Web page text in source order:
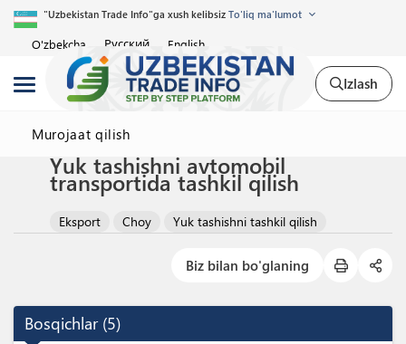
"Uzbekistan Trade Info"ga xush kelibsiz To'liq ma'lumot
O'zbekcha Русский English
Izlash
Murojaat qilish
Yuk tashishni avtomobil
transportida tashkil qilish
Eksport Choy Yuk tashishni tashkil qilish
Biz bilan bo'glaning
Bosqichlar (5)